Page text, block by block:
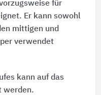
für
Er kann sowohl
mittigen und
verwendet
kann auf das
werden.